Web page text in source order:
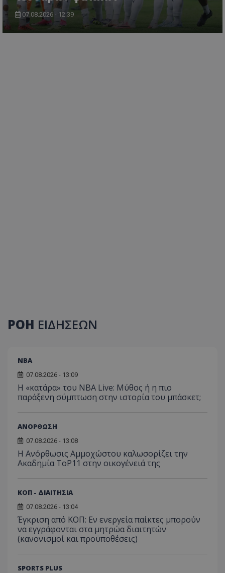
07.08.2026 - 12:39
ΡΟΗ ΕΙΔΗΣΕΩΝ
NBA
07.08.2026 - 13:09
Η «κατάρα» του NBA Live: Μύθος ή η πιο
παράξενη σύμπτωση στην ιστορία του μπάσκετ;
ΑΝΟΡΘΩΣΗ
07.08.2026 - 13:08
Η Ανόρθωσις Αμμοχώστου καλωσορίζει την
Ακαδημία ToP11 στην οικογένειά της
ΚΟΠ - ΔΙΑΙΤΗΣΙΑ
07.08.2026 - 13:04
Έγκριση από ΚΟΠ: Εν ενεργεία παίκτες μπορούν
να εγγράφονται στα μητρώα διαιτητών
(κανονισμοί και προϋποθέσεις)
SPORTS PLUS